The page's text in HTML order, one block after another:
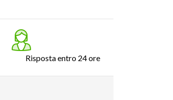
Risposta entro 24 ore